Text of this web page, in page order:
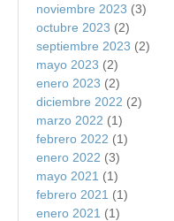
noviembre 2023 (3)
octubre 2023 (2)
septiembre 2023 (2)
mayo 2023 (2)
enero 2023 (2)
diciembre 2022 (2)
marzo 2022 (1)
febrero 2022 (1)
enero 2022 (3)
mayo 2021 (1)
febrero 2021 (1)
enero 2021 (1)